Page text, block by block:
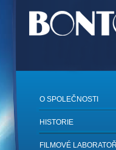
O SPOLEČNOSTI
HISTORIE
FILMOVÉ